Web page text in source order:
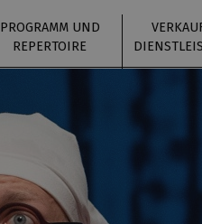
PROGRAMM UND
REPERTOIRE